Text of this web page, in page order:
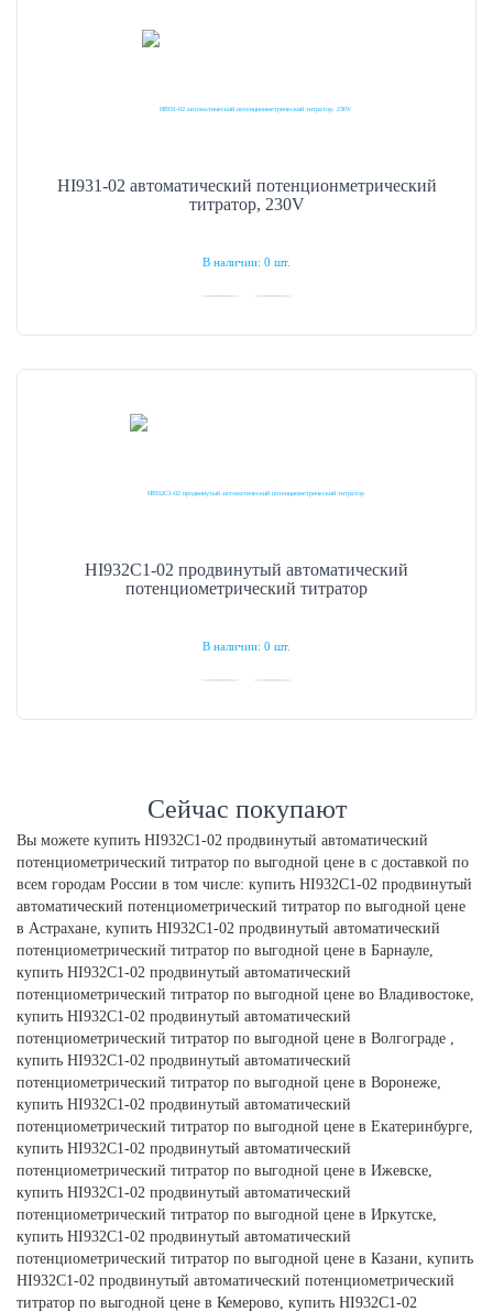
HI931-02 автоматический потенционметрический
титратор, 230V
В наличии: 0 шт.
HI932C1-02 продвинутый автоматический
потенциометрический титратор
В наличии: 0 шт.
Сейчас покупают
Вы можете купить HI932C1-02 продвинутый автоматический
потенциометрический титратор по выгодной цене в с доставкой по
всем городам России в том числе: купить HI932C1-02 продвинутый
автоматический потенциометрический титратор по выгодной цене
в Астрахане, купить HI932C1-02 продвинутый автоматический
потенциометрический титратор по выгодной цене в Барнауле,
купить HI932C1-02 продвинутый автоматический
потенциометрический титратор по выгодной цене во Владивостоке,
купить HI932C1-02 продвинутый автоматический
потенциометрический титратор по выгодной цене в Волгограде ,
купить HI932C1-02 продвинутый автоматический
потенциометрический титратор по выгодной цене в Воронеже,
купить HI932C1-02 продвинутый автоматический
потенциометрический титратор по выгодной цене в Екатеринбурге,
купить HI932C1-02 продвинутый автоматический
потенциометрический титратор по выгодной цене в Ижевске,
купить HI932C1-02 продвинутый автоматический
потенциометрический титратор по выгодной цене в Иркутске,
купить HI932C1-02 продвинутый автоматический
потенциометрический титратор по выгодной цене в Казани, купить
HI932C1-02 продвинутый автоматический потенциометрический
титратор по выгодной цене в Кемерово, купить HI932C1-02